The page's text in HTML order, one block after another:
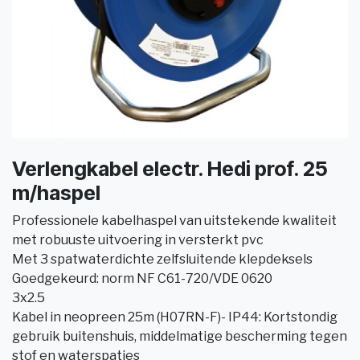
Verlengkabel electr. Hedi prof. 25
m/haspel
Professionele kabelhaspel van uitstekende kwaliteit
met robuuste uitvoering in versterkt pvc
Met 3 spatwaterdichte zelfsluitende klepdeksels
Goedgekeurd: norm NF C61-720/VDE 0620
3x2.5
Kabel in neopreen 25m (H07RN-F)- IP44: Kortstondig
gebruik buitenshuis, middelmatige bescherming tegen
stof en waterspatjes